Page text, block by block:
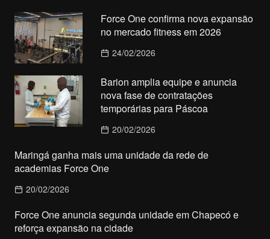
Force One confirma nova expansão
no mercado fitness em 2026
24/02/2026
Barion amplia equipe e anuncia
nova fase de contratações
temporárias para Páscoa
20/02/2026
Maringá ganha mais uma unidade da rede de
academias Force One
20/02/2026
Force One anuncia segunda unidade em Chapecó e
reforça expansão na cidade